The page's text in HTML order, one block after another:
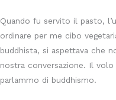
Quando fu servito il pasto,
ordinare per me cibo
buddhista, si aspettava che
nostra conversazione. Il volo
parlammo di buddhismo.